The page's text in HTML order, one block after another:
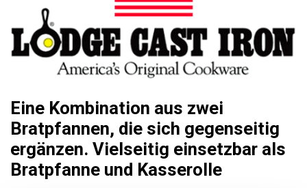
Eine Kombination aus zwei
Bratpfannen, die sich gegenseitig
ergänzen. Vielseitig einsetzbar als
Bratpfanne und Kasserolle